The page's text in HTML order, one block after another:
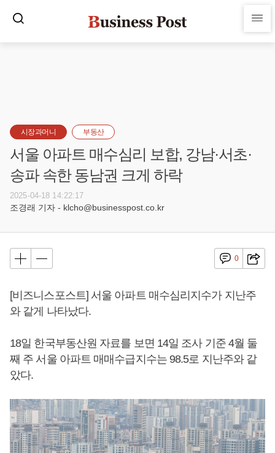
시장과머니 부동산
서울 아파트 매수심리 보합, 강남·서초·
송파 속한 동남권 크게 하락
2025-04-18 14:22:17
조경래 기자 - klcho@businesspost.co.kr
0
[비즈니스포스트] 서울 아파트 매수심리지수가 지난주
와 같게 나타났다.
18일 한국부동산원 자료를 보면 14일 조사 기준 4월 둘
째 주 서울 아파트 매매수급지수는 98.5로 지난주와 같
았다.